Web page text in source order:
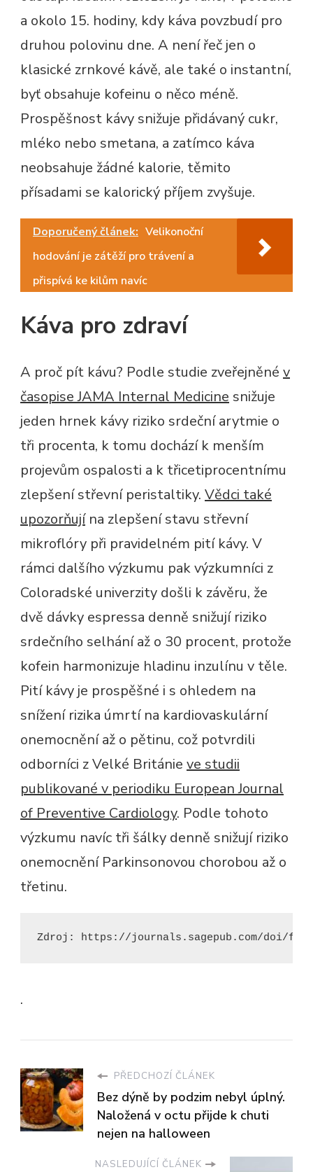
a okolo 15. hodiny, kdy káva povzbudí pro
druhou polovinu dne. A není řeč jen o
klasické zrnkové kávě, ale také o instantní,
byť obsahuje kofeinu o něco méně.
Prospěšnost kávy snižuje přidávaný cukr,
mléko nebo smetana, a zatímco káva
neobsahuje žádné kalorie, těmito
přísadami se kalorický příjem zvyšuje.
Doporučený článek: Velikonoční
hodování je zátěží pro trávení a
přispívá ke kilům navíc
Káva pro zdraví
A proč pít kávu? Podle studie zveřejněné v
časopise JAMA Internal Medicine snižuje
jeden hrnek kávy riziko srdeční arytmie o
tři procenta, k tomu dochází k menším
projevům ospalosti a k třicetiprocentnímu
zlepšení střevní peristaltiky. Vědci také
upozorňujína zlepšení stavu střevní
mikroflóry při pravidelném pití kávy. V
rámci dalšího výzkumu pak výzkumníci z
Coloradské univerzity došli k závěru, že
dvě dávky espressa denně snižují riziko
srdečního selhání až o 30 procent, protože
kofein harmonizuje hladinu inzulínu v těle.
Pití kávy je prospěšné i s ohledem na
snížení rizika úmrtí na kardiovaskulární
onemocnění až o pětinu, což potvrdili
odborníci z Velké Británie ve studii
publikované v periodiku European Journal
of Preventive Cardiology. Podle tohoto
výzkumu navíc tři šálky denně snižují riziko
onemocnění Parkinsonovou chorobou až o
třetinu.
Zdroj: https://journals.sagepub.com/doi/full/
.
PŘEDCHOZÍ ČLÁNEK
Bez dýně by podzim nebyl úplný.
Naložená v octu přijde k chuti
nejen na halloween
NASLEDUJÍCÍ ČLÁNEK